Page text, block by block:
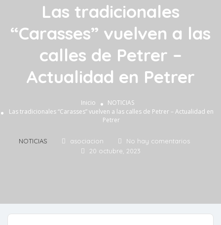
Las tradicionales
“Carasses” vuelven a las
calles de Petrer –
Actualidad en Petrer
Inicio
NOTICIAS
Las tradicionales “Carasses” vuelven a las calles de Petrer – Actualidad en
Petrer
NOTICIAS asociacion
No hay comentarios
20 octubre, 2023